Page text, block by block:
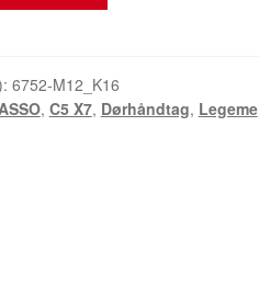
6752-M12_K16
, C5 X7, Dørhåndtag, Legeme